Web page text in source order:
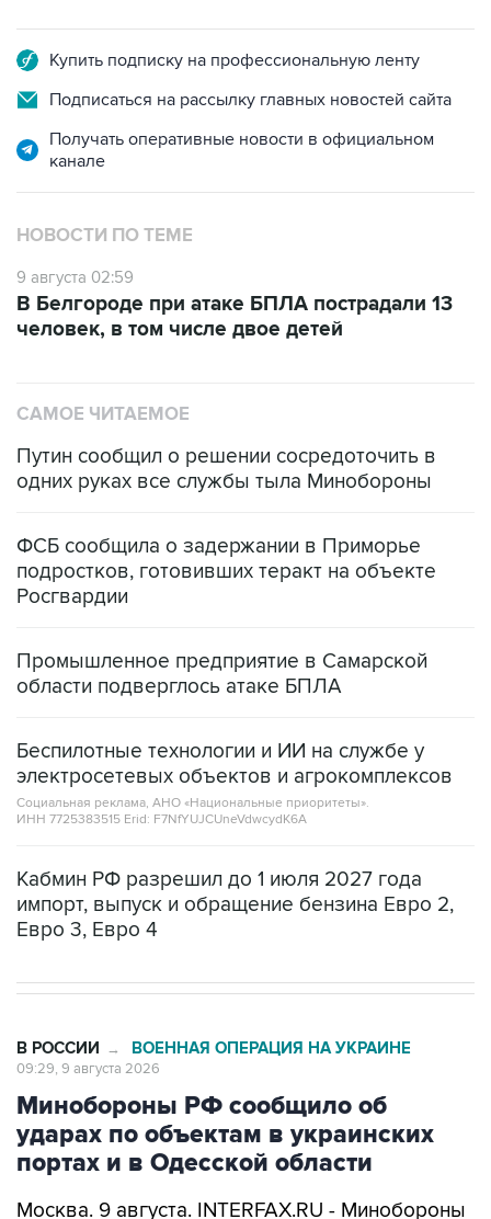
Купить подписку на профессиональную ленту
Подписаться на рассылку главных новостей сайта
Получать оперативные новости в официальном
канале
НОВОСТИ ПО ТЕМЕ
9 августа 02:59
В Белгороде при атаке БПЛА пострадали 13
человек, в том числе двое детей
САМОЕ ЧИТАЕМОЕ
Путин сообщил о решении сосредоточить в
одних руках все службы тыла Минобороны
ФСБ сообщила о задержании в Приморье
подростков, готовивших теракт на объекте
Росгвардии
Промышленное предприятие в Самарской
области подверглось атаке БПЛА
Беспилотные технологии и ИИ на службе у
электросетевых объектов и агрокомплексов
Социальная реклама, АНО «Национальные приоритеты».
ИНН 7725383515 Erid: F7NfYUJCUneVdwcydK6A
Кабмин РФ разрешил до 1 июля 2027 года
импорт, выпуск и обращение бензина Евро 2,
Евро 3, Евро 4
В РОССИИ → ВОЕННАЯ ОПЕРАЦИЯ НА УКРАИНЕ
09:29, 9 августа 2026
Минобороны РФ сообщило об
ударах по объектам в украинских
портах и в Одесской области
Москва. 9 августа. INTERFAX.RU - Минобороны